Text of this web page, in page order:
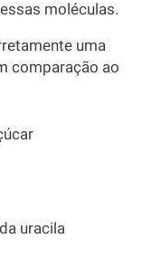
moléculas.
uma
comparação ao
uracila